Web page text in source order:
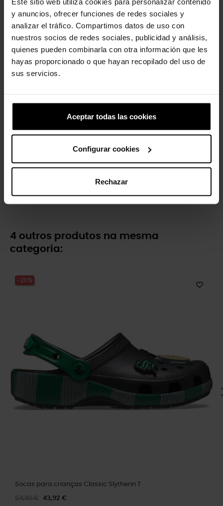
y anuncios, ofrecer funciones de redes sociales y
analizar el tráfico. Compartimos datos de uso con
nuestros socios de redes sociales, publicidad y análisis,
quienes pueden combinarla con otra información que les
hayas proporcionado o que hayan recopilado del uso de
sus servicios.
Aceptar todas las cookies
Configurar cookies
Rechazar
Tamancos infantis Classic T
clássicos...
49,90 € 39,92 €
54,90 € 43,92 €
Sandálias Clássicas T Crab
34,90 € 27,92 €
4 outros produtos na mesma
categoria:
-20%
Socas para crianças Classic Slytherin T
54,90 € 43,92 €